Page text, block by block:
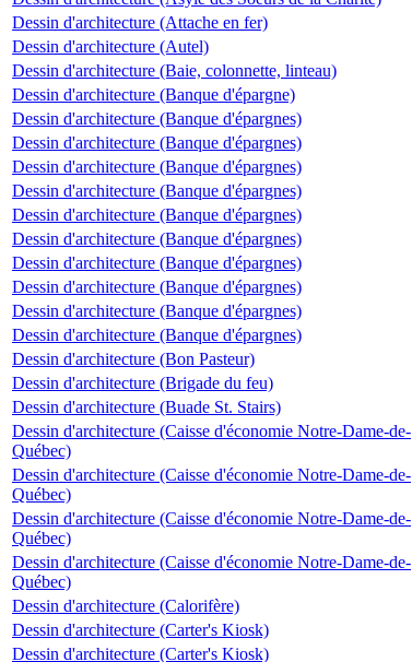
Dessin d'architecture (Attache en fer)
Dessin d'architecture (Autel)
Dessin d'architecture (Baie, colonnette, linteau)
Dessin d'architecture (Banque d'épargne)
Dessin d'architecture (Banque d'épargnes)
Dessin d'architecture (Banque d'épargnes)
Dessin d'architecture (Banque d'épargnes)
Dessin d'architecture (Banque d'épargnes)
Dessin d'architecture (Banque d'épargnes)
Dessin d'architecture (Banque d'épargnes)
Dessin d'architecture (Banque d'épargnes)
Dessin d'architecture (Banque d'épargnes)
Dessin d'architecture (Banque d'épargnes)
Dessin d'architecture (Banque d'épargnes)
Dessin d'architecture (Bon Pasteur)
Dessin d'architecture (Brigade du feu)
Dessin d'architecture (Buade St. Stairs)
Dessin d'architecture (Caisse d'économie Notre-Dame-de-
Québec)
Dessin d'architecture (Caisse d'économie Notre-Dame-de-
Québec)
Dessin d'architecture (Caisse d'économie Notre-Dame-de-
Québec)
Dessin d'architecture (Caisse d'économie Notre-Dame-de-
Québec)
Dessin d'architecture (Calorifère)
Dessin d'architecture (Carter's Kiosk)
Dessin d'architecture (Carter's Kiosk)